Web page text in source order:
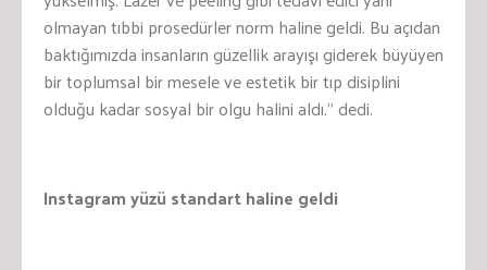
olmayan tıbbi prosedürler norm haline geldi. Bu açıdan
baktığımızda insanların güzellik arayışı giderek büyüyen
bir toplumsal bir mesele ve estetik bir tıp disiplini
olduğu kadar sosyal bir olgu halini aldı.” dedi.
Instagram yüzü standart haline geldi